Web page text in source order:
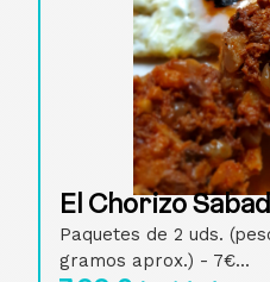
El Chorizo
Paquetes de 2 uds.
gramos aprox.) - 7€...